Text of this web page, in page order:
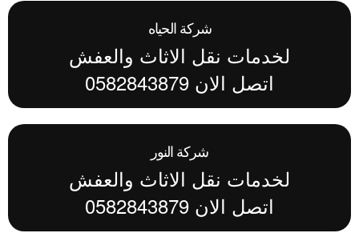
شركة الحياه
لخدمات نقل الاثاث والعفش
اتصل الان 0582843879
شركة النور
لخدمات نقل الاثاث والعفش
اتصل الان 0582843879